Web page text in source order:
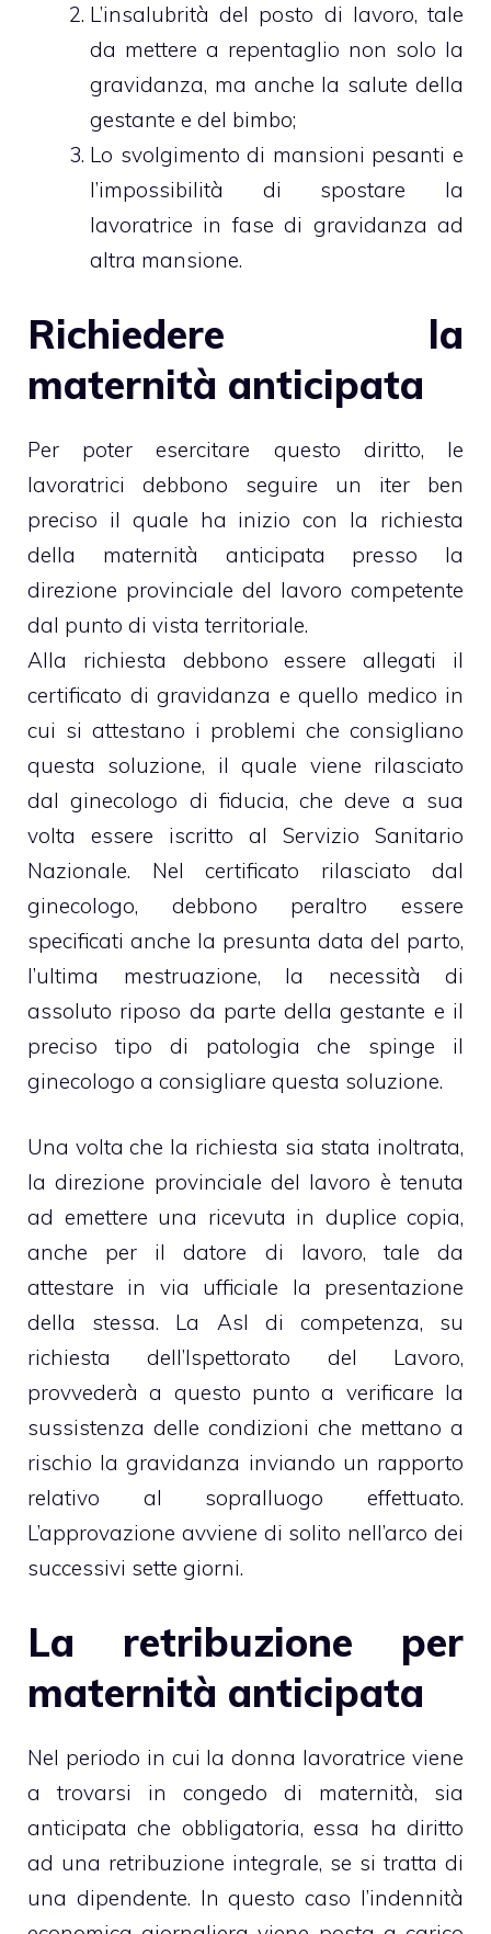
L’insalubrità del posto di lavoro, tale
da mettere a repentaglio non solo la
gravidanza, ma anche la salute della
gestante e del bimbo;
Lo svolgimento di mansioni pesanti e
l’impossibilità di spostare la
lavoratrice in fase di gravidanza ad
altra mansione.
Richiedere la
maternità anticipata
Per poter esercitare questo diritto, le
lavoratrici debbono seguire un iter ben
preciso il quale ha inizio con la richiesta
della maternità anticipata presso la
direzione provinciale del lavoro competente
dal punto di vista territoriale.
Alla richiesta debbono essere allegati il
certificato di gravidanza e quello medico in
cui si attestano i problemi che consigliano
questa soluzione, il quale viene rilasciato
dal ginecologo di fiducia, che deve a sua
volta essere iscritto al Servizio Sanitario
Nazionale. Nel certificato rilasciato dal
ginecologo, debbono peraltro essere
specificati anche la presunta data del parto,
l’ultima mestruazione, la necessità di
assoluto riposo da parte della gestante e il
preciso tipo di patologia che spinge il
ginecologo a consigliare questa soluzione.
Una volta che la richiesta sia stata inoltrata,
la direzione provinciale del lavoro è tenuta
ad emettere una ricevuta in duplice copia,
anche per il datore di lavoro, tale da
attestare in via ufficiale la presentazione
della stessa. La Asl di competenza, su
richiesta dell’Ispettorato del Lavoro,
provvederà a questo punto a verificare la
sussistenza delle condizioni che mettano a
rischio la gravidanza inviando un rapporto
relativo al sopralluogo effettuato.
L’approvazione avviene di solito nell’arco dei
successivi sette giorni.
La retribuzione per
maternità anticipata
Nel periodo in cui la donna lavoratrice viene
a trovarsi in congedo di maternità, sia
anticipata che obbligatoria, essa ha diritto
ad una retribuzione integrale, se si tratta di
una dipendente. In questo caso l’indennità